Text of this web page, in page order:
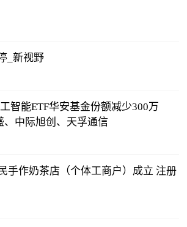
_新视野
智能ETF华安基金份额减少300万
、中际旭创、天孚通信
手作奶茶店（个体工商户）成立 注册